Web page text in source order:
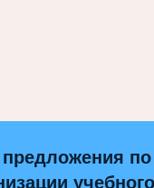
предложения по
учебного